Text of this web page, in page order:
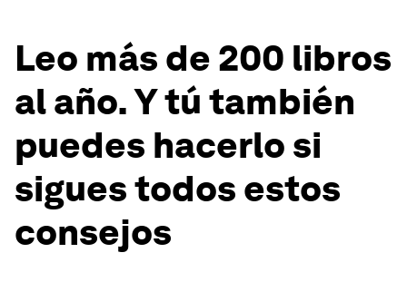
Leo más de 200 libros
al año. Y tú también
puedes hacerlo si
sigues todos estos
consejos